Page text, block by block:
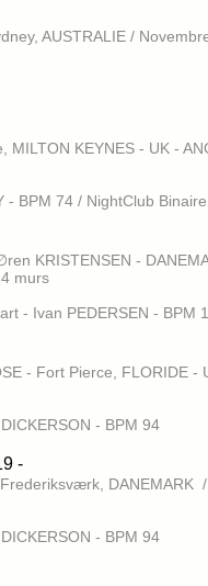
AUSTRALIE /
MILTON KEYNES - UK -
- BPM 74 / NightClub Binaire
KRISTENSEN -
murs
- Ivan PEDERSEN - BPM
- Fort Pierce, FLORIDE -
- BPM 94
-
DANEMARK
- BPM 94